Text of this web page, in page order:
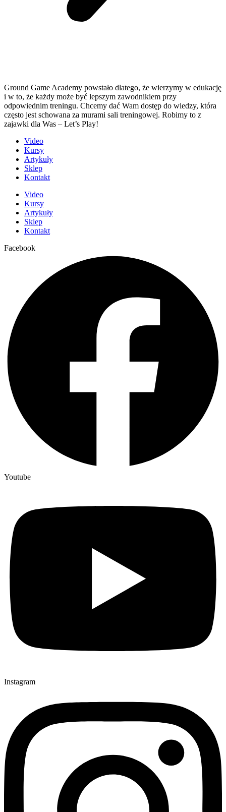
Ground Game Academy powstało dlatego, że wierzymy w edukację
i w to, że każdy może być lepszym zawodnikiem przy
odpowiednim treningu. Chcemy dać Wam dostęp do wiedzy, która
często jest schowana za murami sali treningowej. Robimy to z
zajawki dla Was – Let’s Play!
Video
Kursy
Artykuły
Sklep
Kontakt
Video
Kursy
Artykuły
Sklep
Kontakt
Facebook
Youtube
Instagram